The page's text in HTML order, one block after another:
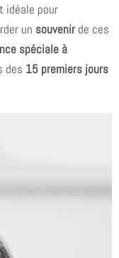
idéale pour
un souvenirde ces
nce spéciale à
des 15 premiers jours